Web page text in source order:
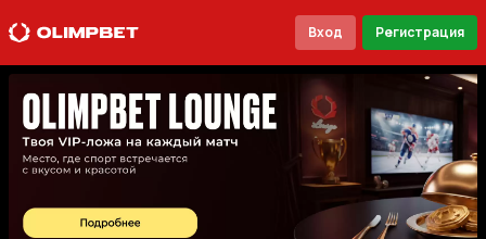
Вход Регистрация